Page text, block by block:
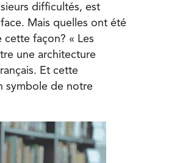
difficultés, est
Mais quelles ont été
cette façon? « Les
une architecture
Et cette
symbole de notre